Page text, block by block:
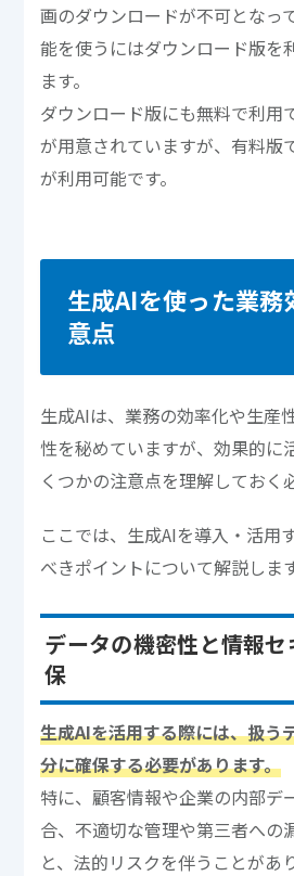
画のダウンロードが不可となっ
能を使うにはダウンロード版を
ます。
ダウンロード版にも無料で利用
が用意されていますが、有料版
が利用可能です。
生成AIを使った業務
意点
生成AIは、業務の効率化や生産
性を秘めていますが、効果的に
くつかの注意点を理解しておく
ここでは、生成AIを導入・活用
べきポイントについて解説します
データの機密性と情報
保
生成AIを活用する際には、扱う
分に確保する必要があります。
特に、顧客情報や企業の内部デ
合、不適切な管理や第三者への
と、法的リスクを伴うことがあ